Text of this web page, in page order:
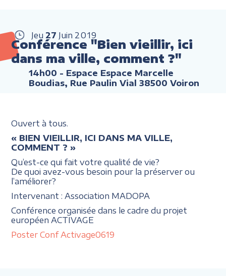
Jeu 27 Juin 2019
Conférence "Bien vieillir, ici
dans ma ville, comment ?"
14h00 - Espace Espace Marcelle
Boudias, Rue Paulin Vial 38500 Voiron
Ouvert à tous.
« BIEN VIEILLIR, ICI DANS MA VILLE,
COMMENT ? »
Qu’est-ce qui fait votre qualité de vie?
De quoi avez-vous besoin pour la préserver ou
l’améliorer?
Intervenant : Association MADOPA
Conférence organisée dans le cadre du projet
européen ACTIVAGE
Poster Conf Activage0619